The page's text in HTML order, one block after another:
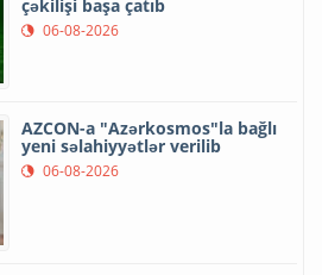
çəkilişi başa çatıb
06-08-2026
AZCON-a "Azərkosmos"la bağlı
yeni səlahiyyətlər verilib
06-08-2026